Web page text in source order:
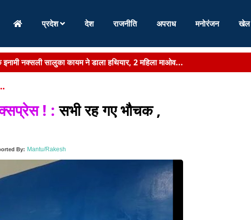
प्रदेश देश राजनीति अपराध मनोरंजन खेल
नक्सली सालुका कायम ने डाला हथियार, 2 महिला माओव...
हेमन्त ने खेलगांव परिसर में किया पौधरोपण, लोगों से कहा- आप सभी एक-एक फ...
लातेहार DC ने वोटरों से की अपील, कहा- मतदाता सूची में नाम...
का अधिकारियों को अल्टीमेटम, अब हर 15 दिन में हो...
में EOU की बड़ी कार्रवाई, दो और गिरफ्तार...
टू-डोर सेवा बहाल, शुक्रवार तक लगभग 9800 टन कचरे...
! :सभी रह गए भौचक ,
By: Mantu/Rakesh